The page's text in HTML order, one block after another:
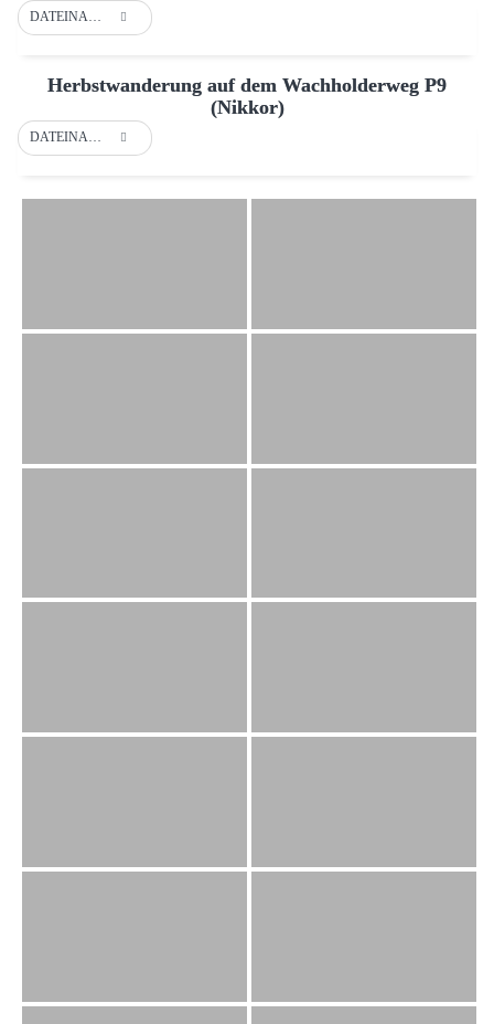
DATEINAME
Herbstwanderung auf dem Wachholderweg P9
(Nikkor)
DATEINAME